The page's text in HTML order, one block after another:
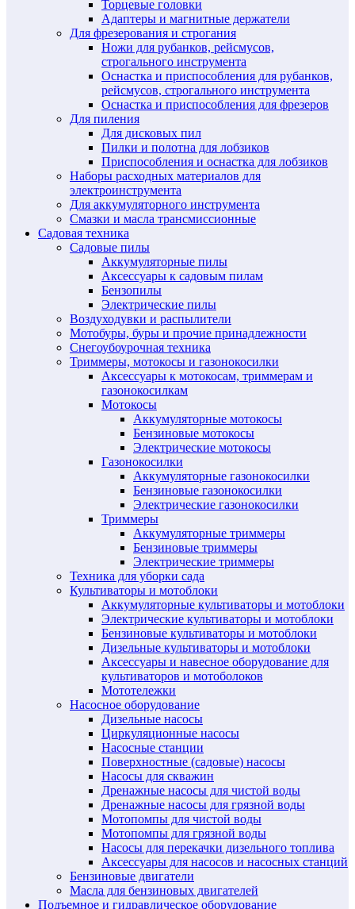
Торцевые головки
Адаптеры и магнитные держатели
Для фрезерования и строгания
Ножи для рубанков, рейсмусов,
строгального инструмента
Оснастка и приспособления для рубанков,
рейсмусов, строгального инструмента
Оснастка и приспособления для фрезеров
Для пиления
Для дисковых пил
Пилки и полотна для лобзиков
Приспособления и оснастка для лобзиков
Наборы расходных материалов для
электроинструмента
Для аккумуляторного инструмента
Смазки и масла трансмиссионные
Садовая техника
Садовые пилы
Аккумуляторные пилы
Аксессуары к садовым пилам
Бензопилы
Электрические пилы
Воздуходувки и распылители
Мотобуры, буры и прочие принадлежности
Снегоубоурочная техника
Триммеры, мотокосы и газонокосилки
Аксессуары к мотокосам, триммерам и
газонокосилкам
Мотокосы
Аккумуляторные мотокосы
Бензиновые мотокосы
Электрические мотокосы
Газонокосилки
Аккумуляторные газонокосилки
Бензиновые газонокосилки
Электрические газонокосилки
Триммеры
Аккумуляторные триммеры
Бензиновые триммеры
Электрические триммеры
Техника для уборки сада
Культиваторы и мотоблоки
Аккумуляторные культиваторы и мотоблоки
Электрические культиваторы и мотоблоки
Бензиновые культиваторы и мотоблоки
Дизельные культиваторы и мотоблоки
Аксессуары и навесное оборудование для
культиваторов и мотоболоков
Мототележки
Насосное оборудование
Дизельные насосы
Циркуляционные насосы
Насосные станции
Поверхностные (садовые) насосы
Насосы для скважин
Дренажные насосы для чистой воды
Дренажные насосы для грязной воды
Мотопомпы для чистой воды
Мотопомпы для грязной воды
Насосы для перекачки дизельного топлива
Аксессуары для насосов и насосных станций
Бензиновые двигатели
Масла для бензиновых двигателей
Подъемное и гидравлическое оборудование